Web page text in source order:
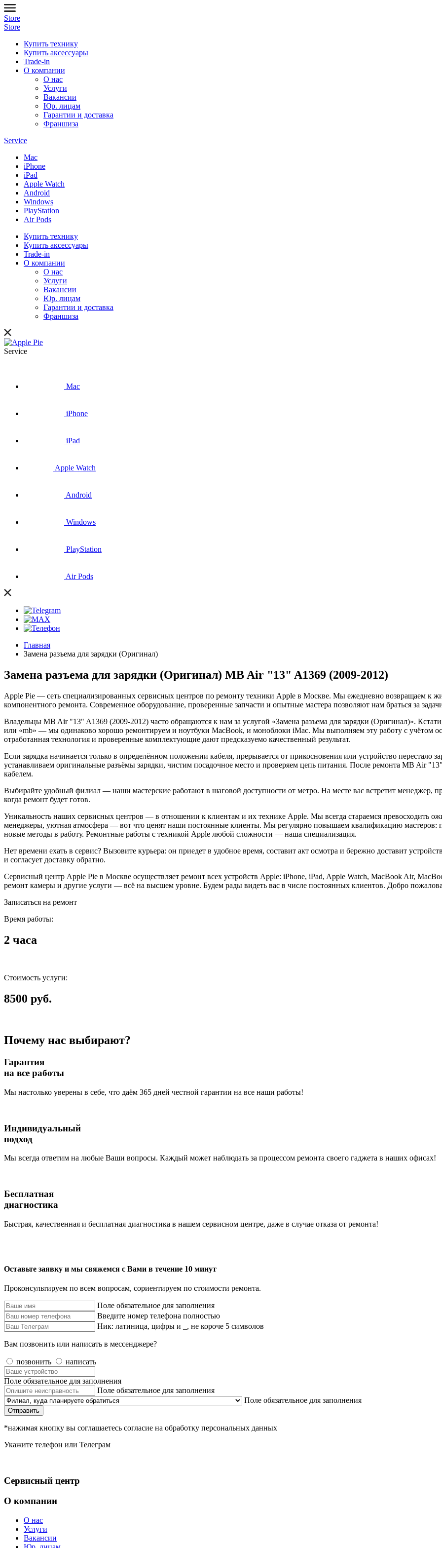
Store
Store
Купить технику
Купить аксессуары
Trade-in
О компании
О нас
Услуги
Вакансии
Юр. лицам
Гарантии и доставка
Франшиза
Service
Mac
iPhone
iPad
Apple Watch
Android
Windows
PlayStation
Air Pods
Купить технику
Купить аксессуары
Trade-in
О компании
О нас
Услуги
Вакансии
Юр. лицам
Гарантии и доставка
Франшиза
Service
Mac
iPhone
iPad
Apple Watch
Android
Windows
PlayStation
Air Pods
Главная
Замена разъема для зарядки (Оригинал)
Замена разъема для зарядки (Оригинал) MB Air "13" A1369 (2009-2012)
Apple Pie — сеть специализированных сервисных центров по ремонту техники Apple в Москве. Мы ежедневно возвращаем к
компонентного ремонта. Современное оборудование, проверенные запчасти и опытные мастера позволяют нам браться за
Владельцы MB Air "13" A1369 (2009-2012) часто обращаются к нам за услугой «Замена разъема для зарядки (Оригинал)».
или «mb» — мы одинаково хорошо ремонтируем и ноутбуки MacBook, и моноблоки iMac. Мы выполняем эту работу с учётом
отработанная технология и проверенные комплектующие дают предсказуемо качественный результат.
Если зарядка начинается только в определённом положении кабеля, прерывается от прикосновения или устройство
устанавливаем оригинальные разъёмы зарядки, чистим посадочное место и проверяем цепь питания. После ремонта MB Air
кабелем.
Выбирайте удобный филиал — наши мастерские работают в шаговой доступности от метро. На месте вас встретит менеджер,
когда ремонт будет готов.
Уникальность наших сервисных центров — в отношении к клиентам и их технике Apple. Мы всегда стараемся превосходить
менеджеры, уютная атмосфера — вот что ценят наши постоянные клиенты. Мы регулярно повышаем квалификацию мастеров:
новые методы в работу. Ремонтные работы с техникой Apple любой сложности — наша специализация.
Нет времени ехать в сервис? Вызовите курьера: он приедет в удобное время, составит акт осмотра и бережно доставит
и согласует доставку обратно.
Сервисный центр Apple Pie в Москве осуществляет ремонт всех устройств Apple: iPhone, iPad, Apple Watch, MacBook Air,
ремонт камеры и другие услуги — всё на высшем уровне. Будем рады видеть вас в числе постоянных клиентов. Добро
Записаться на ремонт
Время работы:
2 часа
Стоимость услуги:
8500 руб.
Почему нас выбирают?
Гарантия
на все работы
Мы настолько уверены в себе, что даём 365 дней честной гарантии на все наши работы!
Индивидуальный
подход
Мы всегда ответим на любые Ваши вопросы. Каждый может наблюдать за процессом ремонта своего гаджета в наших офисах!
Бесплатная
диагностика
Быстрая, качественная и бесплатная диагностика в нашем сервисном центре, даже в случае отказа от ремонта!
Оставьте заявку и мы свяжемся с Вами в течение 10 минут
Проконсультируем по всем вопросам, сориентируем по стоимости ремонта.
Поле обязательное для заполнения
Введите номер телефона полностью
Ник: латиница, цифры и _, не короче 5 символов
Вам позвонить или написать в мессенджере?
позвонить написать
Поле обязательное для заполнения
Поле обязательное для заполнения
Поле обязательное для заполнения
Отправить
*нажимая кнопку вы соглашаетесь согласие на обработку персональных данных
Укажите телефон или Телеграм
Сервисный центр
О компании
О нас
Услуги
Вакансии